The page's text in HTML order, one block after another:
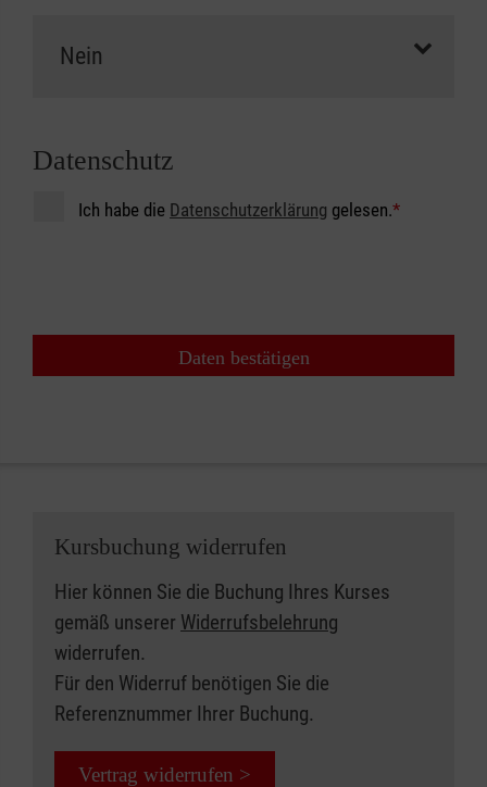
Datenschutz
Ich habe die Datenschutzerklärung gelesen.*
Daten bestätigen
Kursbuchung widerrufen
Hier können Sie die Buchung Ihres Kurses
gemäß unserer Widerrufsbelehrung
widerrufen.
Für den Widerruf benötigen Sie die
Referenznummer Ihrer Buchung.
Vertrag widerrufen >